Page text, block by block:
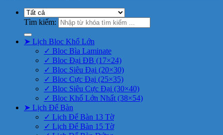
Tìm kiếm:
➤ Lịch Bloc Khổ Lớn
✓ Bloc Bìa Laminate
✓ Bloc Đại ĐB (17×24)
✓ Bloc Siêu Đại (20×30)
✓ Bloc Cực Đại (25×35)
✓ Bloc Siêu Cực Đại (30×40)
✓ Bloc Khổ Lớn Nhất (38×54)
➤ Lịch Để Bàn
✓ Lịch Để Bàn 13 Tờ
✓ Lịch Để Bàn 15 Tờ